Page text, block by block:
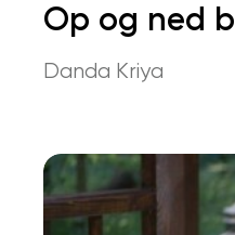
Op og ned
Danda Kriya